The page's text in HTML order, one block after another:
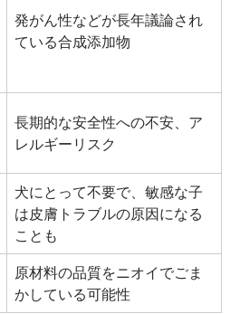
発がん性などが長年議論され
ている合成添加物
長期的な安全性への不安、ア
レルギーリスク
犬にとって不要で、敏感な子
は皮膚トラブルの原因になる
ことも
原材料の品質をニオイでごま
かしている可能性